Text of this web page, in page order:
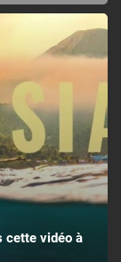
cette vidéo à